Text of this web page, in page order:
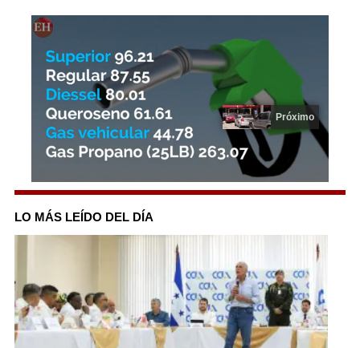
0
of
19
seconds
Próximo
LO MÁS LEÍDO DEL DÍA